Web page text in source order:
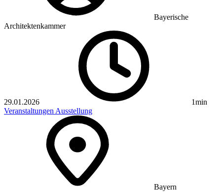
Bayerische
Architektenkammer
29.01.2026
1min
Veranstaltungen Ausstellung
Bayern